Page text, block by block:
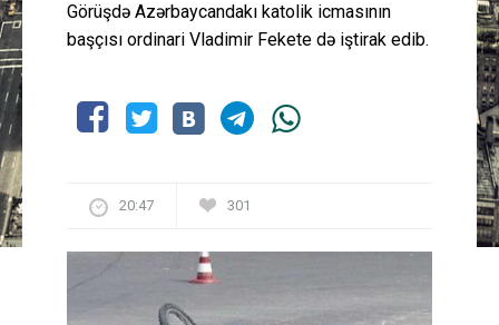
Görüşdə Azərbaycandakı katolik icmasının
başçısı ordinari Vladimir Fekete də iştirak edib.
20:47 301